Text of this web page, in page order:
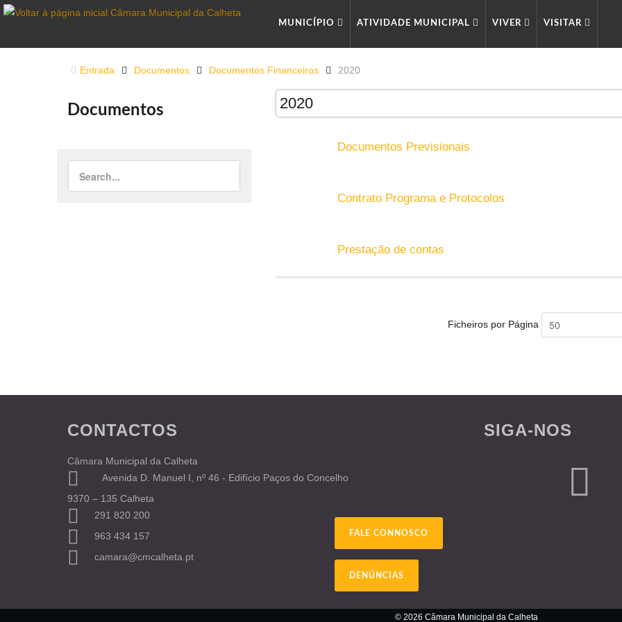
MUNICÍPIO ATIVIDADE MUNICIPAL VIVER VISITAR
Entrada Documentos Documentos Financeiros 2020
2020
Documentos Previsionais
Contrato Programa e Protocolos
Prestação de contas
Ficheiros por Página
Documentos
CONTACTOS
Câmara Municipal da Calheta
Avenida D. Manuel I, nº 46 - Edifício Paços do Concelho
9370 – 135 Calheta
291 820 200
963 434 157
camara@cmcalheta.pt
FALE CONNOSCO
DENÚNCIAS
SIGA-NOS
© 2026 Câmara Municipal da Calheta